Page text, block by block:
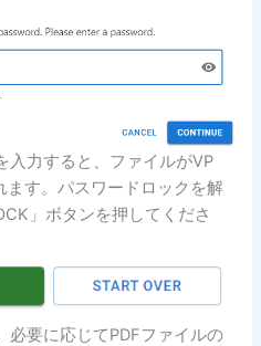
入力すると、ファイルがVP
ます。パスワードロックを解
」ボタンを押してくださ
必要に応じてPDFファイルの